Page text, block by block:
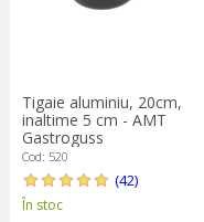
Tigaie aluminiu, 20cm,
inaltime 5 cm - AMT
Gastroguss
Cod: 520
(42)
În stoc